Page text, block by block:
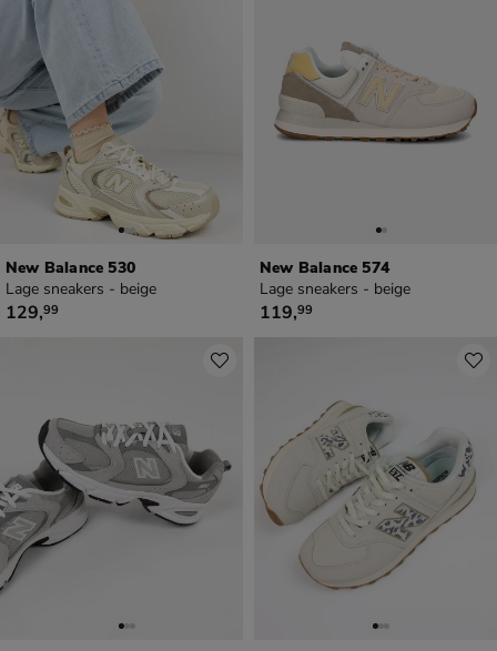
New Balance 530
Lage sneakers - beige
€ 129,99
129,99
New Balance 574
Lage sneakers - beige
€ 119,99
119,99